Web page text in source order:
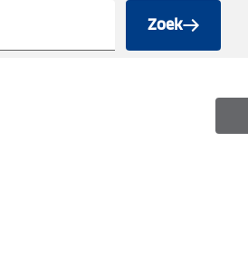
Zoek